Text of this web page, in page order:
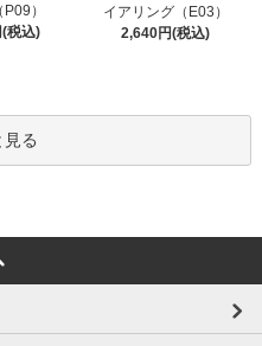
）
税込)
イアリング（E03）
2,640円(税込)
見る